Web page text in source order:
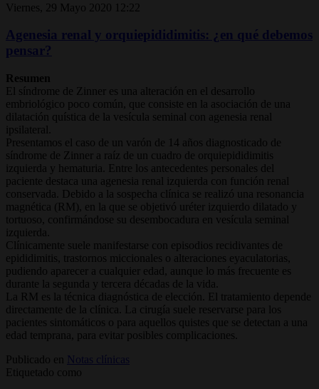
Viernes, 29 Mayo 2020 12:22
Agenesia renal y orquiepididimitis: ¿en qué debemos
pensar?
Resumen
El síndrome de Zinner es una alteración en el desarrollo
embriológico poco común, que consiste en la asociación de una
dilatación quística de la vesícula seminal con agenesia renal
ipsilateral.
Presentamos el caso de un varón de 14 años diagnosticado de
síndrome de Zinner a raíz de un cuadro de orquiepididimitis
izquierda y hematuria. Entre los antecedentes personales del
paciente destaca una agenesia renal izquierda con función renal
conservada. Debido a la sospecha clínica se realizó una resonancia
magnética (RM), en la que se objetivó uréter izquierdo dilatado y
tortuoso, confirmándose su desembocadura en vesícula seminal
izquierda.
Clínicamente suele manifestarse con episodios recidivantes de
epididimitis, trastornos miccionales o alteraciones eyaculatorias,
pudiendo aparecer a cualquier edad, aunque lo más frecuente es
durante la segunda y tercera décadas de la vida.
La RM es la técnica diagnóstica de elección. El tratamiento depende
directamente de la clínica. La cirugía suele reservarse para los
pacientes sintomáticos o para aquellos quistes que se detectan a una
edad temprana, para evitar posibles complicaciones.
Publicado en
Notas clínicas
Etiquetado como